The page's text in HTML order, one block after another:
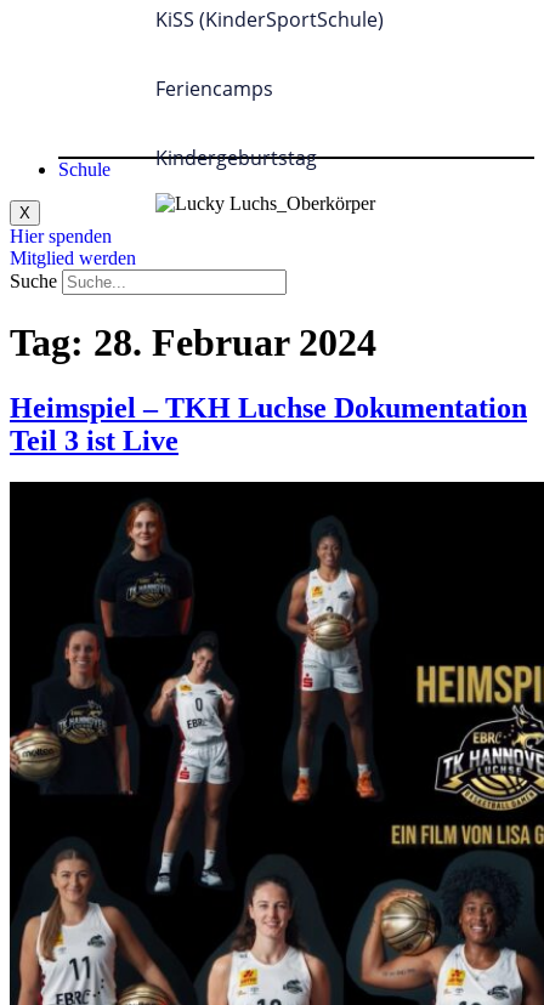
KiSS (KinderSportSchule)
Feriencamps
Kindergeburtstag
Schule
X
Hier spenden
Mitglied werden
Suche
Tag: 28. Februar 2024
Heimspiel – TKH Luchse Dokumentation
Teil 3 ist Live